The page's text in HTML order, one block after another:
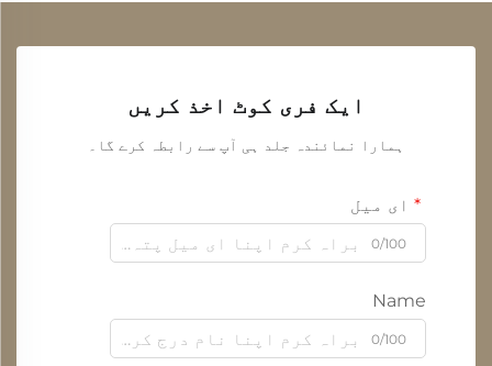
ایک فری کوٹ اخذ کریں
ہمارا نمائندہ جلد ہی آپ سے رابطہ کرے گا۔
ای میل
0/100
Name
0/100